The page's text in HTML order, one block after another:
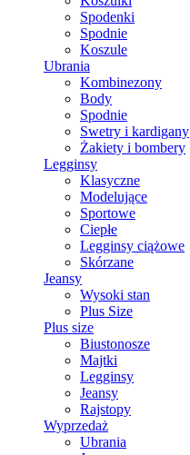
Spodenki
Spodnie
Koszule
Ubrania
Kombinezony
Body
Spodnie
Swetry i kardigany
Żakiety i bombery
Legginsy
Klasyczne
Modelujące
Sportowe
Ciepłe
Legginsy ciążowe
Skórzane
Jeansy
Wysoki stan
Plus Size
Plus size
Biustonosze
Majtki
Legginsy
Jeansy
Rajstopy
Wyprzedaż
Ubrania